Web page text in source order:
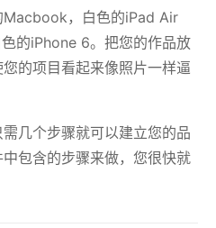
Macbook，白色的iPad Air
的iPhone 6。把您的作品放
的项目看起来像照片一样逼
几个步骤就可以建立您的品
包含的步骤来做，您很快就